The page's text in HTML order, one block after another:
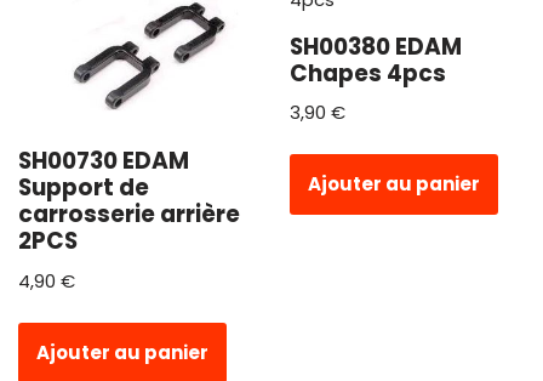
SH00730 EDAM
Support de
carrosserie arrière
2PCS
4,90 €
Ajouter au panier
SH00380 EDAM
Chapes 4pcs
3,90 €
Ajouter au panier